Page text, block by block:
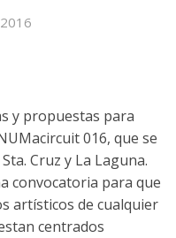
y propuestas para
016, que se
Cruz y La Laguna.
convocatoria para que
artísticos de cualquier
centrados